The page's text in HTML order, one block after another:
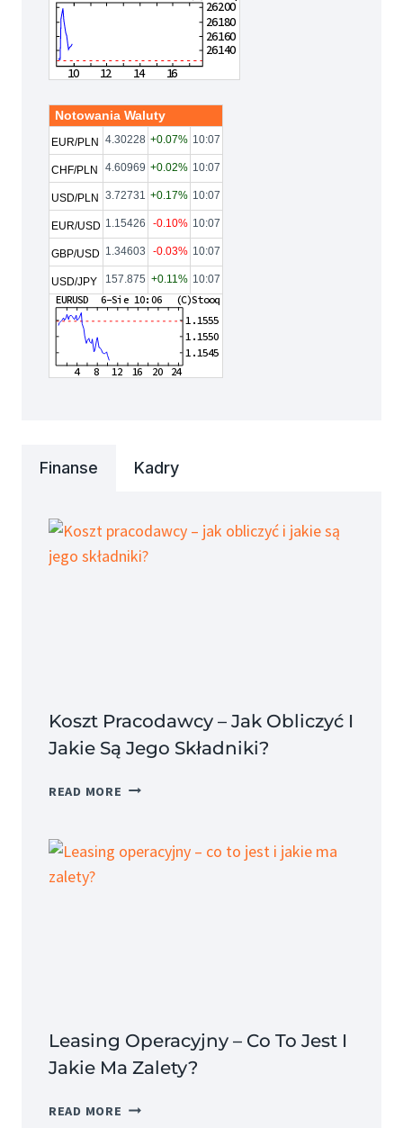
Notowania Waluty
EUR/PLN 4.30228 +0.07% 10:07
CHF/PLN 4.60969 +0.02% 10:07
USD/PLN 3.72731 +0.17% 10:07
EUR/USD 1.15426 -0.10% 10:07
GBP/USD 1.34603 -0.03% 10:07
USD/JPY 157.875 +0.11% 10:07
Finanse Kadry
Koszt Pracodawcy – Jak Obliczyć I
Jakie Są Jego Składniki?
READ MORE KOSZT
JAK
Leasing Operacyjny – Co To Jest I
Jakie Ma Zalety?
READ MORE LEASING